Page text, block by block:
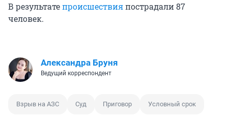
В результатепроисшествияпострадали 87
человек.
Александра Бруня
Ведущий корреспондент
Взрыв на АЗС Суд Приговор Условный срок